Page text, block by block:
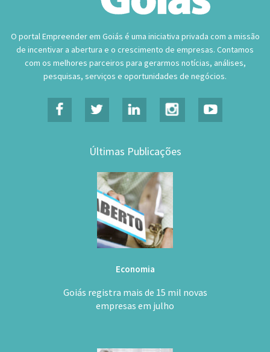
O portal Empreender em Goiás é uma iniciativa privada com a missão
de incentivar a abertura e o crescimento de empresas. Contamos
com os melhores parceiros para gerarmos notícias, análises,
pesquisas, serviços e oportunidades de negócios.
Últimas Publicações
Economia
Goiás registra mais de 15 mil novas
empresas em julho